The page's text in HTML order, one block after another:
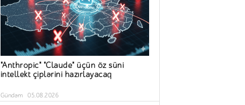
"Anthropic" "Claude" üçün öz süni
intellekt çiplərini hazırlayacaq
Gündəm 05.08.2026